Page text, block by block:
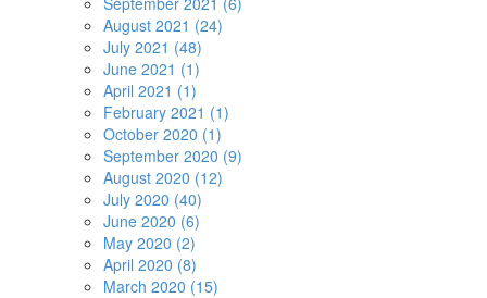
August 2021 (24)
July 2021 (48)
June 2021 (1)
April 2021 (1)
February 2021 (1)
October 2020 (1)
September 2020 (9)
August 2020 (12)
July 2020 (40)
June 2020 (6)
May 2020 (2)
April 2020 (8)
March 2020 (15)